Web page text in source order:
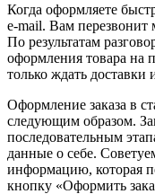
Когда оформляете
e-mail. Вам перезвонит
По результатам
оформления товара на
только ждать доставки
Оформление заказа в
следующим образом.
последовательным
данные о себе.
информацию, которая
кнопку «Оформить